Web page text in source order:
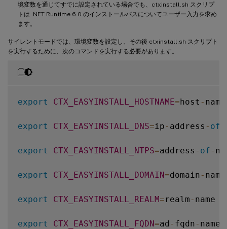
境変数を通じてすでに設定されている場合でも、ctxinstall.sh スクリプ
トは .NET Runtime 6.0 のインストールパスについてユーザー入力を求め
ます。
サイレントモードでは、環境変数を設定し、その後 ctxinstall.sh スクリプト
を実行するために、次のコマンドを実行する必要があります。
export CTX_EASYINSTALL_HOSTNAME=host - name
export CTX_EASYINSTALL_DNS=ip - address - of
export CTX_EASYINSTALL_NTPS=address - of -
export CTX_EASYINSTALL_DOMAIN=domain - name
export CTX_EASYINSTALL_REALM= realm - name
export CTX_EASYINSTALL_FQDN=ad - fqdn - name